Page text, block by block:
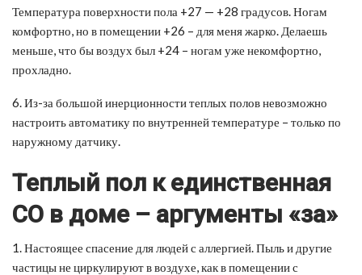
Температура поверхности пола +27 — +28 градусов. Ногам
комфортно, но в помещении +26 – для меня жарко. Делаешь
меньше, что бы воздух был +24 – ногам уже некомфортно,
прохладно.
6. Из-за большой инерционности теплых полов невозможно
настроить автоматику по внутренней температуре – только по
наружному датчику.
Теплый пол к единственная
СО в доме – аргументы «за»
1. Настоящее спасение для людей с аллергией. Пыль и другие
частицы не циркулируют в воздухе, как в помещении с